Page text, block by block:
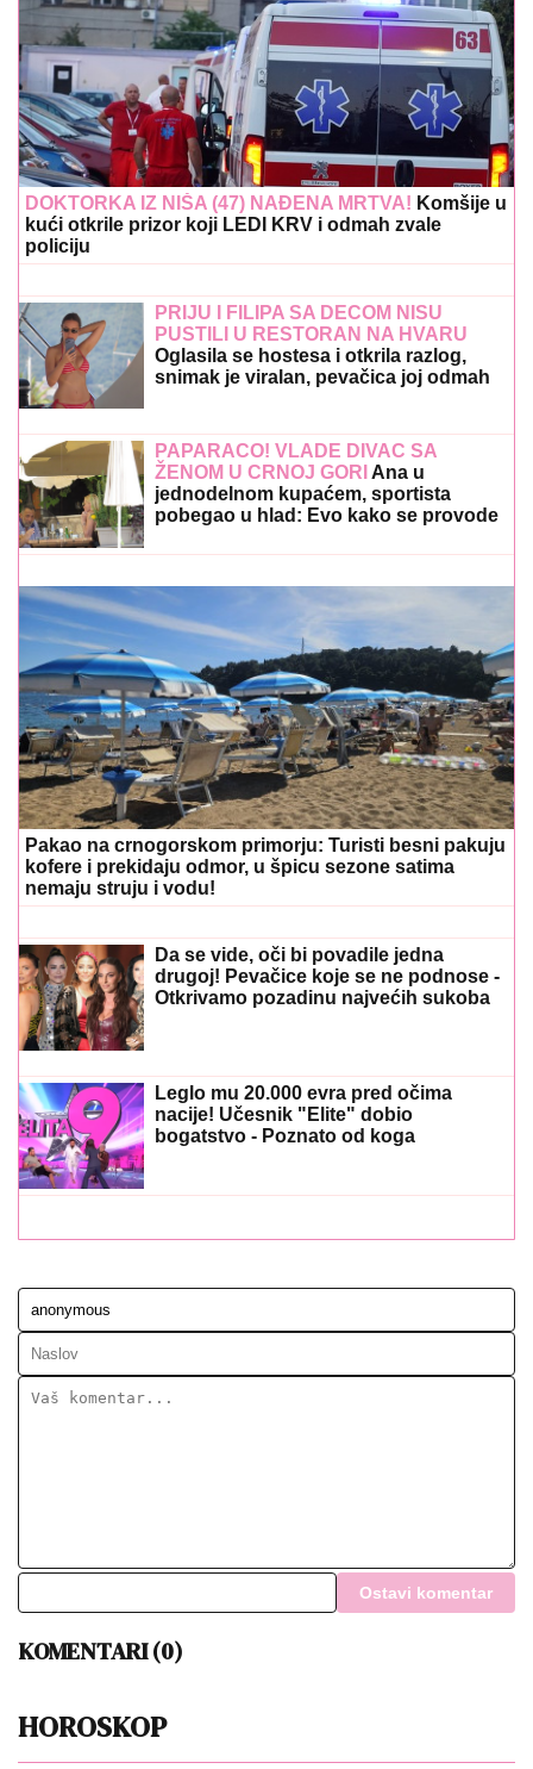
DOKTORKA IZ NIŠA (47) NAĐENA MRTVA! Komšije u
kući otkrile prizor koji LEDI KRV i odmah zvale
policiju
PRIJU I FILIPA SA DECOM NISU
PUSTILI U RESTORAN NA HVARU
Oglasila se hostesa i otkrila razlog,
snimak je viralan, pevačica joj odmah
PAPARACO! VLADE DIVAC SA
ŽENOM U CRNOJ GORI Ana u
jednodelnom kupaćem, sportista
pobegao u hlad: Evo kako se provode
Pakao na crnogorskom primorju: Turisti besni pakuju
kofere i prekidaju odmor, u špicu sezone satima
nemaju struju i vodu!
Da se vide, oči bi povadile jedna
drugoj! Pevačice koje se ne podnose -
Otkrivamo pozadinu najvećih sukoba
Leglo mu 20.000 evra pred očima
nacije! Učesnik "Elite" dobio
bogatstvo - Poznato od koga
Ostavi komentar
KOMENTARI (0)
HOROSKOP